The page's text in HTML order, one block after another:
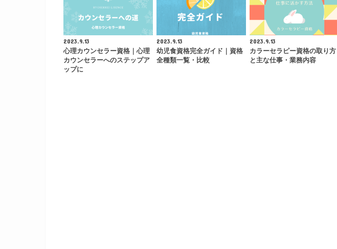
2023.9.13
心理カウンセラー資格｜心理
カウンセラーへのステップア
ップに
2023.9.13
幼児食資格完全ガイド｜資格
全種類一覧・比較
2023.9.13
カラーセラピー資格の取り方
と主な仕事・業務内容